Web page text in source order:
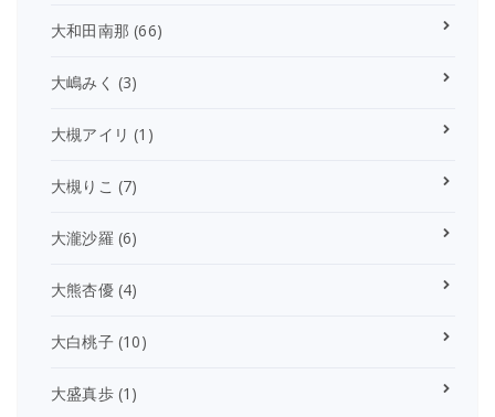
大和田南那 (66)
大嶋みく (3)
大槻アイリ (1)
大槻りこ (7)
大瀧沙羅 (6)
大熊杏優(4)
大白桃子(10)
大盛真歩(1)